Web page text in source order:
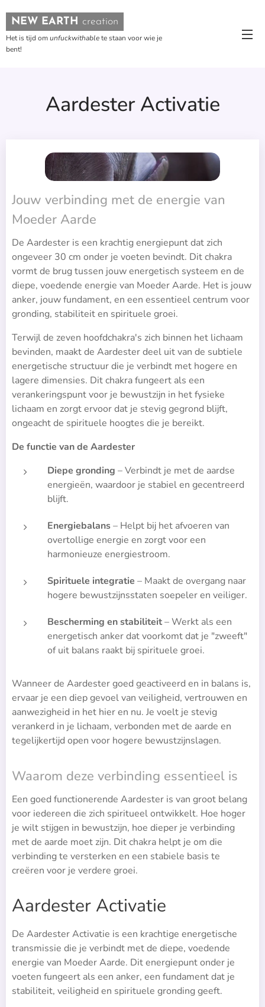
NEW EARTH creation
Het is tijd omunfuckwithablete staan voor wie je
bent!
Aardester Activatie
Jouw verbinding met de energie van
Moeder Aarde
De Aardester is een krachtig energiepunt dat zich
ongeveer 30 cm onder je voeten bevindt. Dit chakra
vormt de brug tussen jouw energetisch systeem en de
diepe, voedende energie van Moeder Aarde. Het is jouw
anker, jouw fundament, en een essentieel centrum voor
gronding, stabiliteit en spirituele groei.
Terwijl de zeven hoofdchakra's zich binnen het lichaam
bevinden, maakt de Aardester deel uit van de subtiele
energetische structuur die je verbindt met hogere en
lagere dimensies. Dit chakra fungeert als een
verankeringspunt voor je bewustzijn in het fysieke
lichaam en zorgt ervoor dat je stevig gegrond blijft,
ongeacht de spirituele hoogtes die je bereikt.
De functie van de Aardester
Diepe gronding – Verbindt je met de aardse
energieën, waardoor je stabiel en gecentreerd
blijft.
Energiebalans– Helpt bij het afvoeren van
overtollige energie en zorgt voor een
harmonieuze energiestroom.
Spirituele integratie – Maakt de overgang naar
hogere bewustzijnsstaten soepeler en veiliger.
Bescherming en stabiliteit– Werkt als een
energetisch anker dat voorkomt dat je "zweeft"
of uit balans raakt bij spirituele groei.
Wanneer de Aardester goed geactiveerd en in balans is,
ervaar je een diep gevoel van veiligheid, vertrouwen en
aanwezigheid in het hier en nu. Je voelt je stevig
verankerd in je lichaam, verbonden met de aarde en
tegelijkertijd open voor hogere bewustzijnslagen.
Waarom deze verbinding essentieel is
Een goed functionerende Aardester is van groot belang
voor iedereen die zich spiritueel ontwikkelt. Hoe hoger
je wilt stijgen in bewustzijn, hoe dieper je verbinding
met de aarde moet zijn. Dit chakra helpt je om die
verbinding te versterken en een stabiele basis te
creëren voor je verdere groei.
Aardester Activatie
De Aardester Activatie is een krachtige energetische
transmissie die je verbindt met de diepe, voedende
energie van Moeder Aarde. Dit energiepunt onder je
voeten fungeert als een anker, een fundament dat je
stabiliteit, veiligheid en spirituele gronding geeft.